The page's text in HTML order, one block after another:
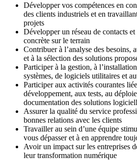
Développer vos compétences en
des clients industriels et en
projets
Développer un réseau de contacts
concrète sur le terrain
Contribuer à l’analyse des besoins,
et à la sélection des solutions
Participer à la gestion, à
systèmes, de logiciels utilitaires et
Participer aux activités courantes
développement, aux tests, au
documentation des solutions
Assurer la qualité du service
bonnes relations avec les clients
Travailler au sein d’une équipe
vous dépasser et à en apprendre
Avoir un impact sur les entreprises
leur transformation numérique